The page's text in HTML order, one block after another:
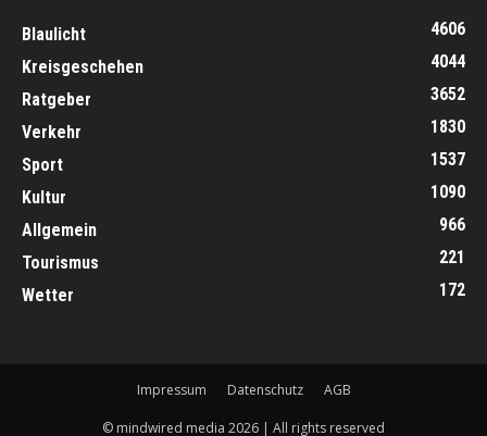
Blaulicht
4606
Kreisgeschehen
4044
Ratgeber
3652
Verkehr
1830
Sport
1537
Kultur
1090
Allgemein
966
Tourismus
221
Wetter
172
Impressum Datenschutz AGB
© mindwired media 2026 | All rights reserved